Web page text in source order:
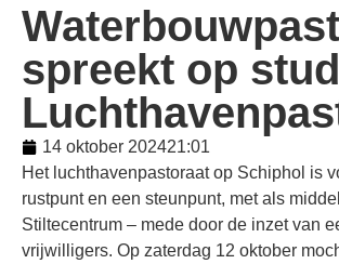
spreekt op
14 oktober 202421:01
Het luchthavenpastoraat op Schiphol is
rustpunt en een steunpunt, met als
Stiltecentrum – mede door de inzet van
vrijwilligers. Op zaterdag 12 oktober